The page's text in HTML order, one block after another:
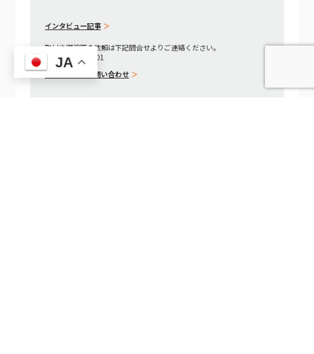
インタビュー記事
取材や講演等の依頼は下記問合せよりご連絡ください。
TEL 06-6195-7501
フォームでのお問い合わせ
JA